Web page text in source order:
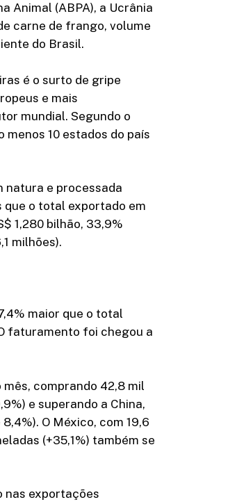
Animal (ABPA), a Ucrânia
carne de frango, volume
do Brasil.
é o surto de gripe
e mais
mundial. Segundo o
10 estados do país
natura e processada
que o total exportado em
1,280 bilhão, 33,9%
milhões).
maior que o total
faturamento foi chegou a
comprando 42,8 mil
e superando a China,
O México, com 19,6
(+35,1%) também se
nas exportações